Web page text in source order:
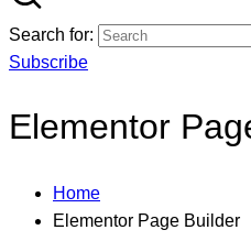
Search for:
Subscribe
Elementor
Home
Elementor Page Builder